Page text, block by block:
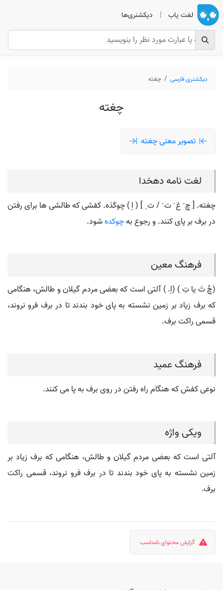
لغت یاب | دیکشنری‌ها
دیکشنری فارسی چغته
چغته
تصویر معنی چغته
لغت نامه دهخدا
چغته. [ چ َ غ َ ت َ / ت ِ ] ( اِ ) چوکَدَه. کفشی که طالشی ها برای رفتن
در برف بر پای کنند. و رجوع بهچوکدهشود.
فرهنگ معین
(چُ تَ یا تِ ) (اِ. ) آلتی است که بعضی مردم گیلان و طالش، هنگامی
که برف زیاد بر زمین نشسته به پای خود بندند تا در برف فرو نروند،
قسمی راکت برف.
فرهنگ عمید
نوعی کفش که هنگام راه رفتن در روی برف به پا می کنند.
ویکی واژه
آلتی است که بعضی مردم گیلان و طالش، هنگامی که برف زیاد بر
زمین نشسته به پای خود بندند تا در برف فرو نروند، قسمی راکت
برف.
گزارش محتوای نامناسب